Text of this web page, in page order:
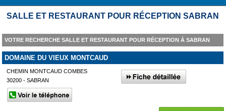
SALLE ET RESTAURANT POUR RÉCEPTION SABRAN
VOTRE RECHERCHE SALLE ET RESTAURANT POUR RÉCEPTION À SABRAN
DOMAINE DU VIEUX MONTCAUD
CHEMIN MONTCAUD COMBES
30200 - SABRAN